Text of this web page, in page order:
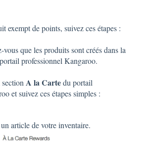
exempt de points, suivez ces étapes :
vous que les produits sont créés dans la
professionnel Kangaroo.
A la Cartedu portail
et suivez ces étapes simples :
article de votre inventaire.